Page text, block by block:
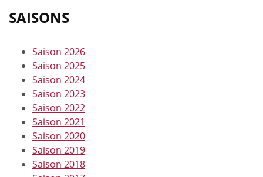
SAISONS
Saison 2026
Saison 2025
Saison 2024
Saison 2023
Saison 2022
Saison 2021
Saison 2020
Saison 2019
Saison 2018